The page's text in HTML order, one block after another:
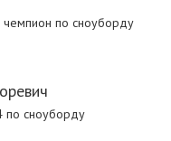
чемпион по сноуборду
сноуборду